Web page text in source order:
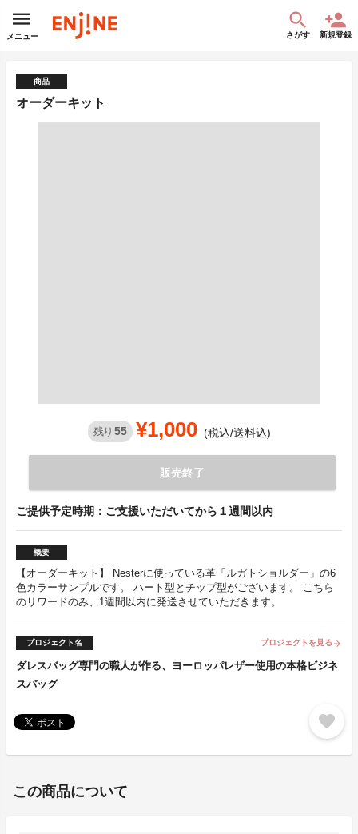
メニュー さがす 新規登録
商品
オーダーキット
残り 55 ¥1,000 (税込/送料込)
販売終了
ご提供予定時期：ご支援いただいてから１週間以内
概要
【オーダーキット】 Nesterに使っている革「ルガトショルダー」の6
色カラーサンプルです。 ハート型とチップ型がございます。 こちら
のリワードのみ、1週間以内に発送させていただきます。
プロジェクト名 プロジェクトを見る arrow_forward
ダレスバッグ専門の職人が作る、ヨーロッパレザー使用の本格ビジネ
スバッグ
favorite
この商品について